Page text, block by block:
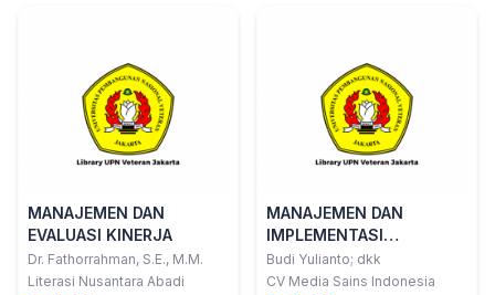
MANAJEMEN DAN
EVALUASI KINERJA
Dr. Fathorrahman, S.E., M.M.
Literasi Nusantara Abadi
MANAJEMEN DAN
IMPLEMENTASI
KESELAMATAN DAN
KESEHATAN KERJA
Budi Yulianto; dkk
CV Media Sains Indonesia